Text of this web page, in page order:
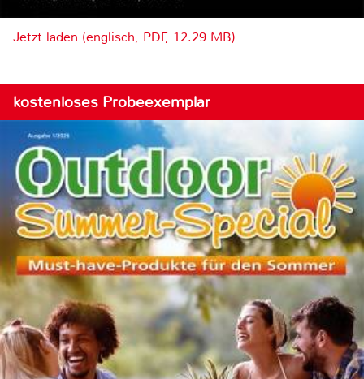
Jetzt laden (englisch, PDF, 12.29 MB)
kostenloses Probeexemplar